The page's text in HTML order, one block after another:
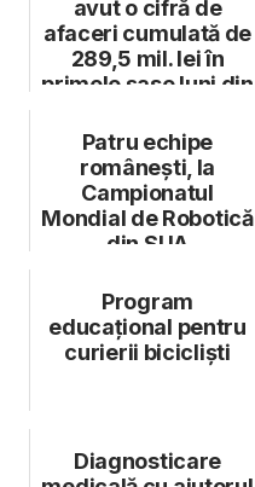
avut o cifră de
afaceri cumulată de
289,5 mil. lei în
primele șase luni din
Patru echipe
românești, la
Campionatul
Mondial de Robotică
din SUA
Program
educațional pentru
curierii bicicliști
Diagnosticare